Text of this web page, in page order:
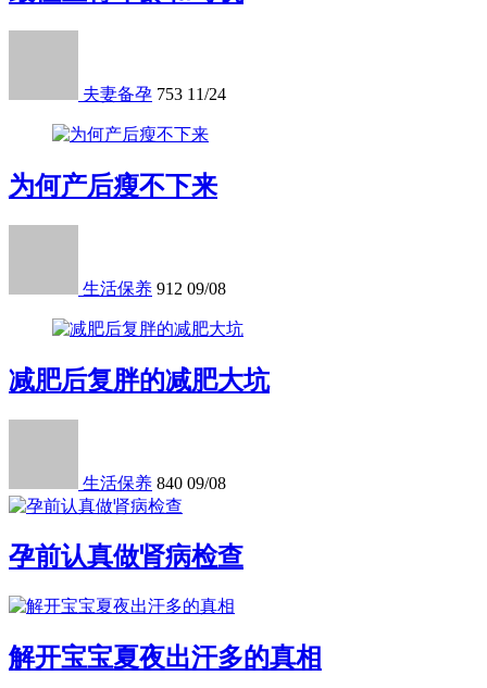
夫妻备孕 753 11/24
为何产后瘦不下来
生活保养 912 09/08
减肥后复胖的减肥大坑
生活保养 840 09/08
孕前认真做肾病检查
解开宝宝夏夜出汗多的真相